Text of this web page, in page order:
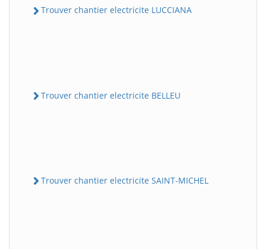
Trouver chantier electricite LUCCIANA
Trouver chantier electricite BELLEU
Trouver chantier electricite SAINT-MICHEL